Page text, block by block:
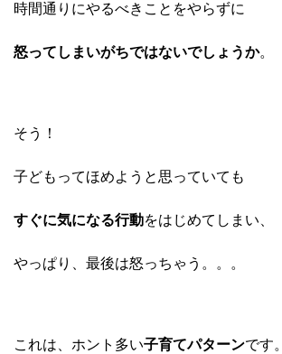
時間通りにやるべきことをやらずに
怒ってしまいがちではないでしょうか。
そう！
子どもってほめようと思っていても
すぐに気になる行動をはじめてしまい、
やっぱり、最後は怒っちゃう。。。
これは、ホント多い子育てパターンです。